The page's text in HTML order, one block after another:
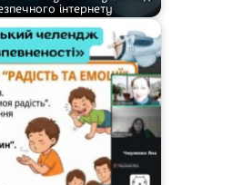
інтернету